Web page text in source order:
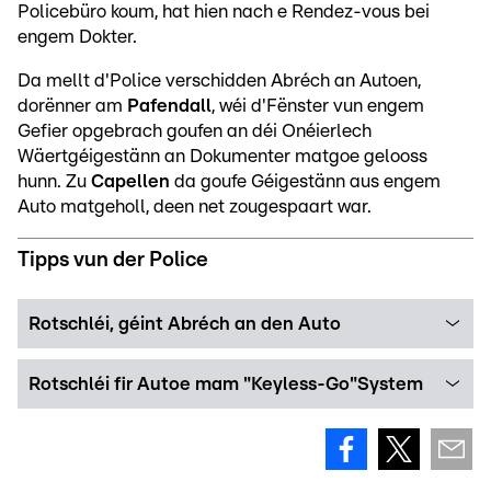
Policebüro koum, hat hien nach e Rendez-vous bei
engem Dokter.
Da mellt d'Police verschidden Abréch an Autoen,
dorënner am Pafendall, wéi d'Fënster vun engem
Gefier opgebrach goufen an déi Onéierlech
Wäertgéigestänn an Dokumenter matgoe gelooss
hunn. Zu Capellen da goufe Géigestänn aus engem
Auto matgeholl, deen net zougespaart war.
Tipps vun der Police
Rotschléi, géint Abréch an den Auto
Rotschléi fir Autoe mam "Keyless-Go"System